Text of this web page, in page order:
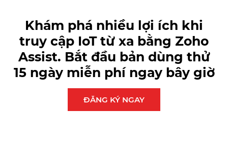
Khám phá nhiều lợi ích khi
truy cập IoT từ xa bằng Zoho
Assist. Bắt đầu bản dùng thử
15 ngày miễn phí ngay bây giờ
ĐĂNG KÝ NGAY